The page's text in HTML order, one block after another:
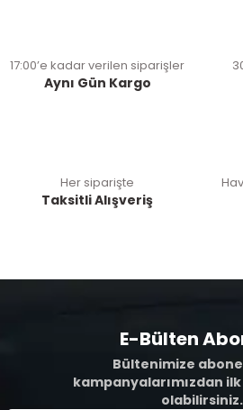
17:00’e kadar verilen siparişler
Aynı Gün Kargo
Her siparişte
Taksitli Alışveriş
E-Bülten
Bültenimize
kampanyalarımızdan
olabilirsiniz.